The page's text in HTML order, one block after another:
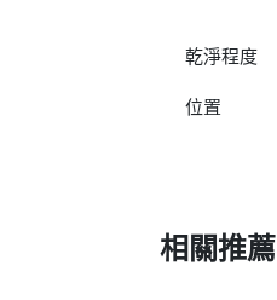
乾淨程度
位置
相關推薦